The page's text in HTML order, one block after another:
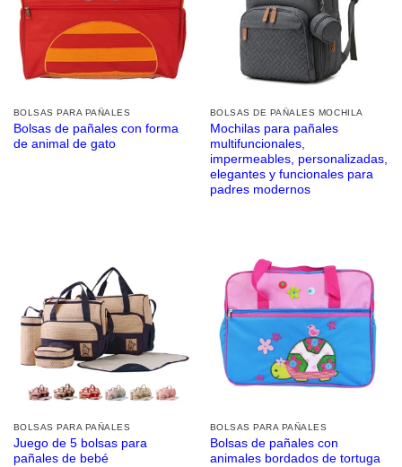
BOLSAS PARA PAÑALES
Bolsas de pañales con forma
de animal de gato
BOLSAS DE PAÑALES MOCHILA
Mochilas para pañales
multifuncionales,
impermeables, personalizadas,
elegantes y funcionales para
padres modernos
BOLSAS PARA PAÑALES
Juego de 5 bolsas para
pañales de bebé
BOLSAS PARA PAÑALES
Bolsas de pañales con
animales bordados de tortuga